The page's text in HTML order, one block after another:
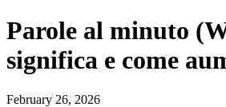
Parole al minuto
significa e come
February 26, 2026